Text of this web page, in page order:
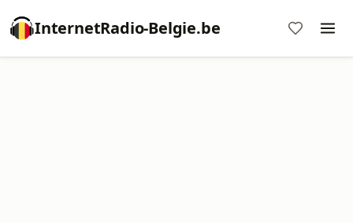
InternetRadio-Belgie.be